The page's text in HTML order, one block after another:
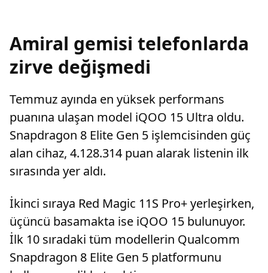
Amiral gemisi telefonlarda
zirve değişmedi
Temmuz ayında en yüksek performans
puanına ulaşan model iQOO 15 Ultra oldu.
Snapdragon 8 Elite Gen 5 işlemcisinden güç
alan cihaz, 4.128.314 puan alarak listenin ilk
sırasında yer aldı.
İkinci sıraya Red Magic 11S Pro+ yerleşirken,
üçüncü basamakta ise iQOO 15 bulunuyor.
İlk 10 sıradaki tüm modellerin Qualcomm
Snapdragon 8 Elite Gen 5 platformunu